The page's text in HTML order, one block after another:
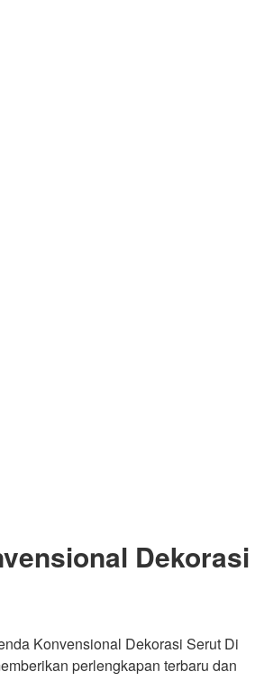
Dekorasi
Konvensional Dekorasi Serut Di
perlengkapan terbaru dan